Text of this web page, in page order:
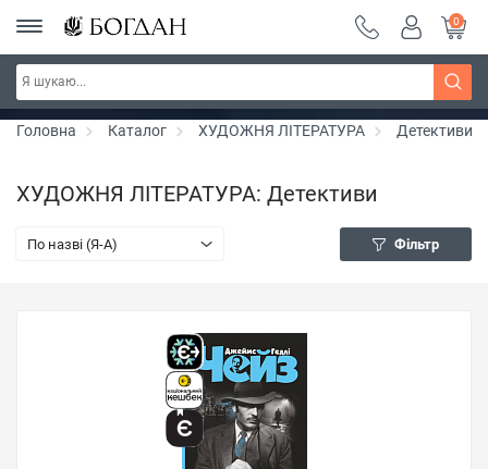
РОЗПРОДАЖ ~ 150 грн ~ 200 грн ~ 250 грн ~
300 грн ~ РОЗПРОДАЖ
Дізнатись більше
0
Головна Каталог ХУДОЖНЯ ЛІТЕРАТУРА Детективи
ХУДОЖНЯ ЛІТЕРАТУРА: Детективи
По назві (Я-А) Фільтр